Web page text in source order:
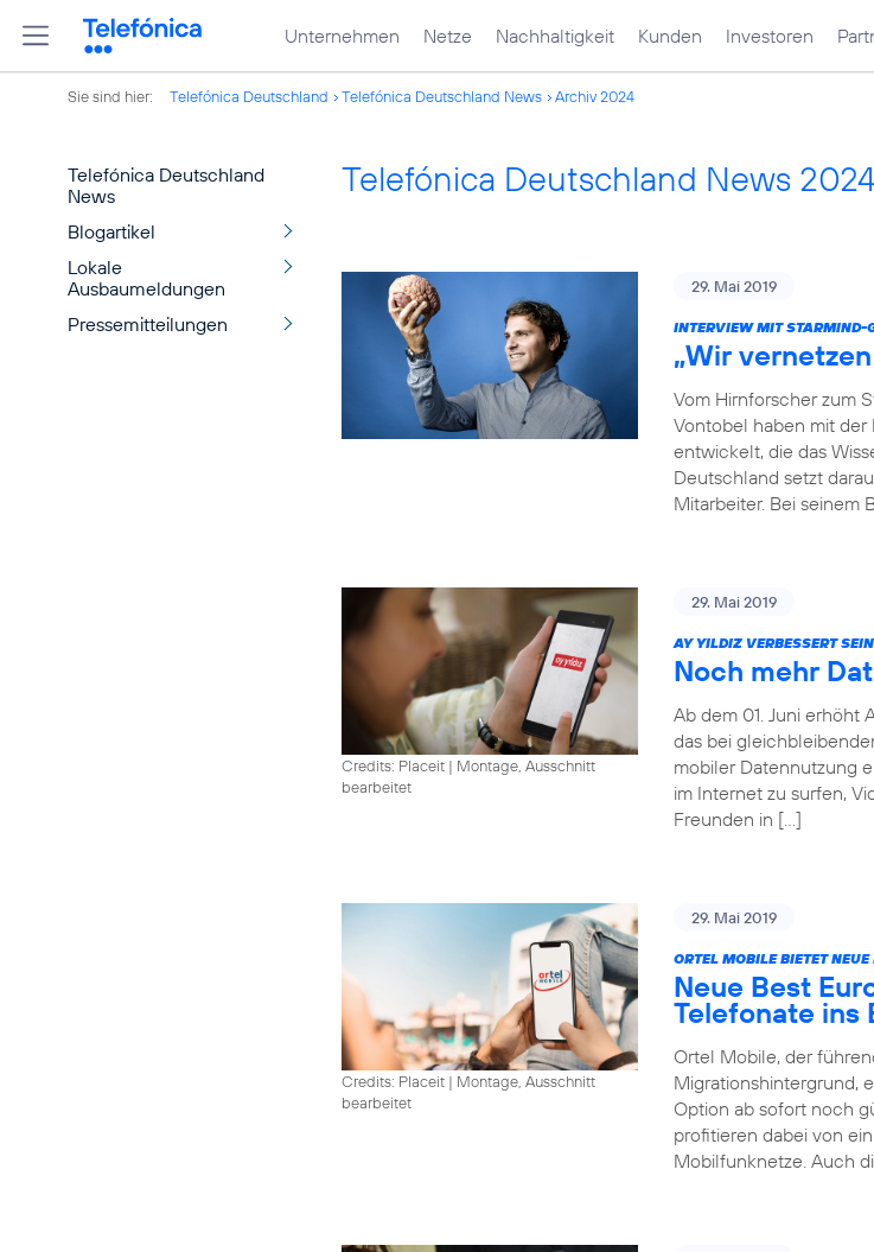
Unternehmen Netze Nachhaltigkeit Kunden Investoren
Sie sind hier: Telefónica Deutschland Telefónica Deutschland News Archiv 2024
Telefónica Deutschland
News
Blogartikel
Lokale
Ausbaumeldungen
Pressemitteilungen
Telefónica Deutschland News 2024
29. Mai 2019
INTERVIEW MIT
„Wir
Vom Hirnforscher zum
Vontobel haben mit der
entwickelt, die das
Deutschland setzt
Mitarbeiter. Bei seinem
Credits: Placeit | Montage, Ausschnitt
bearbeitet
29. Mai 2019
AY YILDIZ VERBESSERT
Noch mehr
Ab dem 01. Juni erhöht
das bei
mobiler Datennutzung
im Internet zu surfen,
Freunden in […]
Credits: Placeit | Montage, Ausschnitt
bearbeitet
29. Mai 2019
ORTEL MOBILE BIETET
Neue Best
Telefonate ins
Ortel Mobile, der
Migrationshintergrund,
Option ab sofort noch
profitieren dabei von
Mobilfunknetze. Auch